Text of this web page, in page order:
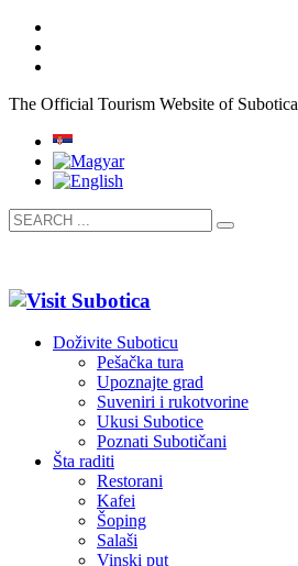
The Official Tourism Website of Subotica
Doživite Suboticu
Pešačka tura
Upoznajte grad
Suveniri i rukotvorine
Ukusi Subotice
Poznati Subotičani
Šta raditi
Restorani
Kafei
Šoping
Salaši
Vinski put